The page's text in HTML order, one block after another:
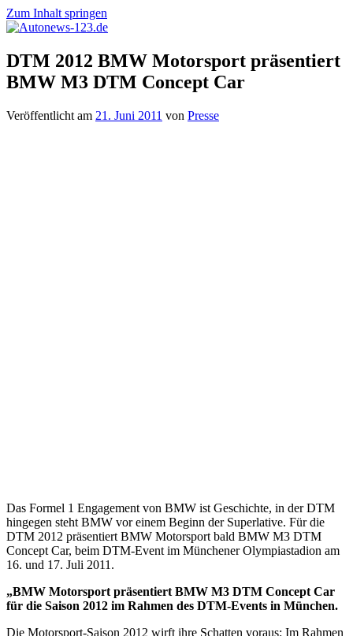
Zum Inhalt springen
Autonews-
123.de
Autonews
mit
Charme
DTM 2012 BMW Motorsport präsentiert
BMW M3 DTM Concept Car
Veröffentlicht am 21. Juni 2011 von Presse
Das Formel 1 Engagement von BMW ist Geschichte, in der DTM
hingegen steht BMW vor einem Beginn der Superlative. Für die
DTM 2012 präsentiert BMW Motorsport bald BMW M3 DTM
Concept Car, beim DTM-Event im Münchener Olympiastadion am
16. und 17. Juli 2011.
„BMW Motorsport präsentiert BMW M3 DTM Concept Car
für die Saison 2012 im Rahmen des DTM-Events in München.
Die Motorsport-Saison 2012 wirft ihre Schatten voraus: Im Rahmen